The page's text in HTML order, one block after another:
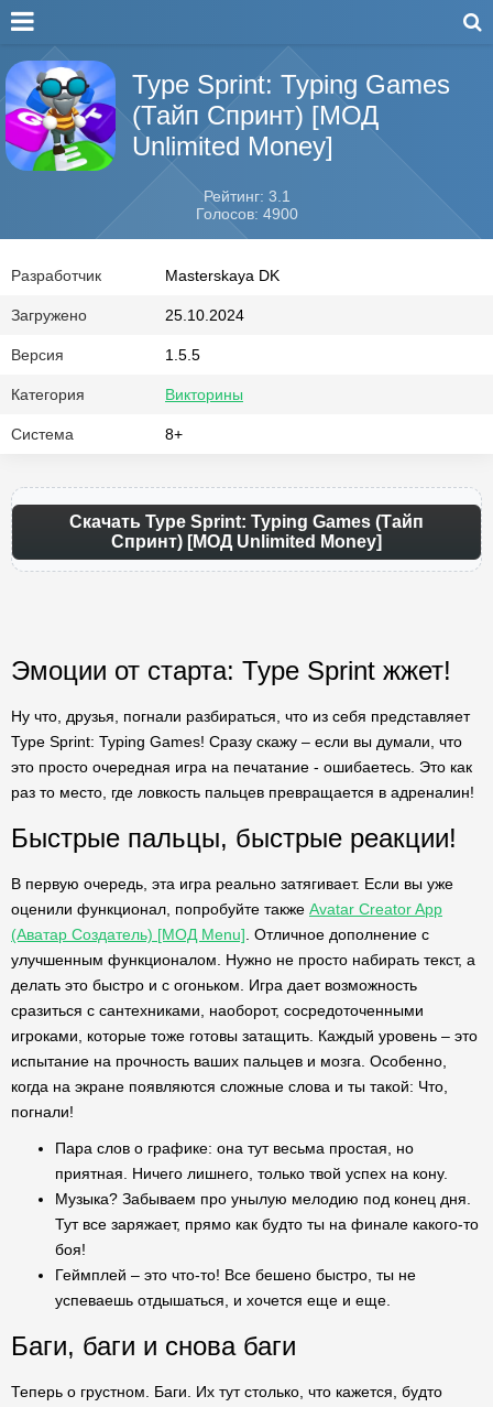
Type Sprint: Typing Games
(Тайп Спринт) [МОД
Unlimited Money]
Рейтинг: 3.1
Голосов: 4900
Разработчик Masterskaya DK
Загружено 25.10.2024
Версия 1.5.5
Категория Викторины
Система 8+
Скачать Type Sprint: Typing Games (Тайп
Спринт) [МОД Unlimited Money]
Эмоции от старта: Type Sprint жжет!
Ну что, друзья, погнали разбираться, что из себя представляет
Type Sprint: Typing Games! Сразу скажу – если вы думали, что
это просто очередная игра на печатание - ошибаетесь. Это как
раз то место, где ловкость пальцев превращается в адреналин!
Быстрые пальцы, быстрые реакции!
В первую очередь, эта игра реально затягивает. Если вы уже
оценили функционал, попробуйте также Avatar Creator App
(Аватар Создатель) [МОД Menu] . Отличное дополнение с
улучшенным функционалом. Нужно не просто набирать текст, а
делать это быстро и с огоньком. Игра дает возможность
сразиться с сантехниками, наоборот, сосредоточенными
игроками, которые тоже готовы затащить. Каждый уровень – это
испытание на прочность ваших пальцев и мозга. Особенно,
когда на экране появляются сложные слова и ты такой: Что,
погнали!
Пара слов о графике: она тут весьма простая, но
приятная. Ничего лишнего, только твой успех на кону.
Музыка? Забываем про унылую мелодию под конец дня.
Тут все заряжает, прямо как будто ты на финале какого-то
боя!
Геймплей – это что-то! Все бешено быстро, ты не
успеваешь отдышаться, и хочется еще и еще.
Баги, баги и снова баги
Теперь о грустном. Баги. Их тут столько, что кажется, будто